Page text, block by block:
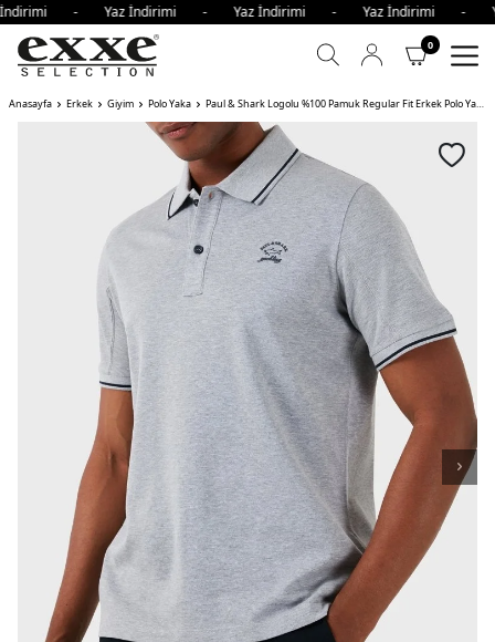
- Yaz İndirimi - Yaz İndirimi - Yaz İndirimi
0
Anasayfa Erkek Giyim Polo Yaka Paul & Shark Logolu %100 Pamuk Regular Fit Erkek Polo Yaka T Shirt